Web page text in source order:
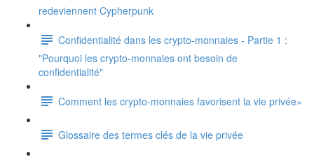
redeviennent Cypherpunk
Confidentialité dans les crypto-monnaies - Partie 1 :
"Pourquoi les crypto-monnaies ont besoin de
confidentialité"
Comment les crypto-monnaies favorisent la vie privée»
Glossaire des termes clés de la vie privée